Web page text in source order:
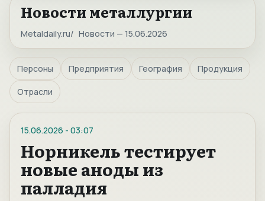
Новости металлургии
Metaldaily.ru Новости — 15.06.2026
Персоны Предприятия География Продукция
Отрасли
15.06.2026 - 03:07
Норникель тестирует
новые аноды из
палладия